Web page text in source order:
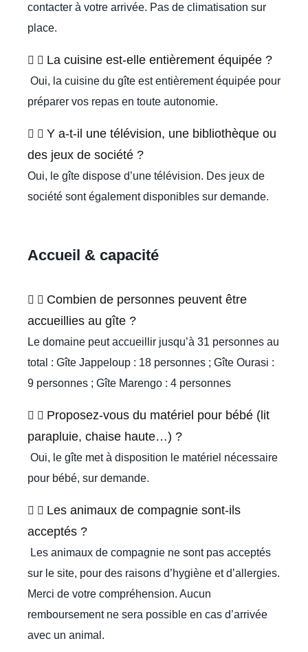
contacter à votre arrivée. Pas de climatisation sur
place.
La cuisine est-elle entièrement équipée ?
Oui, la cuisine du gîte est entièrement équipée pour
préparer vos repas en toute autonomie.
Y a-t-il une télévision, une bibliothèque ou
des jeux de société ?
Oui, le gîte dispose d’une télévision. Des jeux de
société sont également disponibles sur demande.
Accueil & capacité
Combien de personnes peuvent être
accueillies au gîte ?
Le domaine peut accueillir jusqu’à 31 personnes au
total : Gîte Jappeloup : 18 personnes ; Gîte Ourasi :
9 personnes ; Gîte Marengo : 4 personnes
Proposez-vous du matériel pour bébé (lit
parapluie, chaise haute…) ?
Oui, le gîte met à disposition le matériel nécessaire
pour bébé, sur demande.
Les animaux de compagnie sont-ils
acceptés ?
Les animaux de compagnie ne sont pas acceptés
sur le site, pour des raisons d’hygiène et d’allergies.
Merci de votre compréhension. Aucun
remboursement ne sera possible en cas d’arrivée
avec un animal.